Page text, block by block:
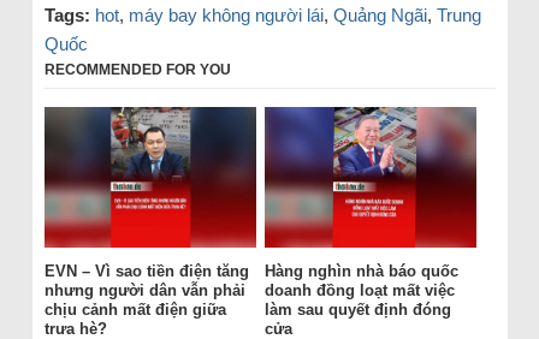
Tags: hot, máy bay không người lái, Quảng Ngãi, Trung
Quốc
RECOMMENDED FOR YOU
EVN – Vì sao tiền điện tăng
nhưng người dân vẫn phải
chịu cảnh mất điện giữa
trưa hè?
Hàng nghìn nhà báo quốc
doanh đồng loạt mất việc
làm sau quyết định đóng
cửa